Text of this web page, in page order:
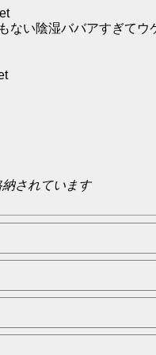
ない陰湿ババアすぎてウ
されています